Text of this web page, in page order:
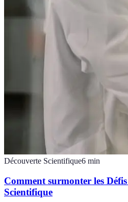
Découverte Scientifique6 min
Comment surmonter les
Scientifique